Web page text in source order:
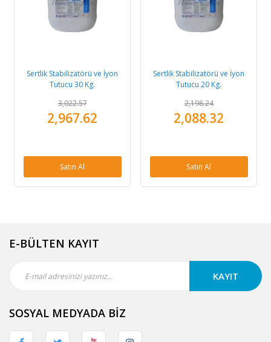
Sertlik Stabilizatörü ve İyon
Tutucu 30 Kg.
3,022.57
2,967.62
Satın Al
Sertlik Stabilizatörü ve İyon
Tutucu 20 Kg.
2,198.24
2,088.32
Satın Al
E-BÜLTEN KAYIT
KAYIT
SOSYAL MEDYADA BİZ